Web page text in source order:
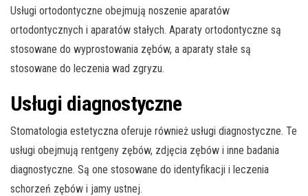
Usługi ortodontyczne obejmują noszenie aparatów
ortodontycznych i aparatów stałych. Aparaty ortodontyczne są
stosowane do wyprostowania zębów, a aparaty stałe są
stosowane do leczenia wad zgryzu.
Usługi diagnostyczne
Stomatologia estetyczna oferuje również usługi diagnostyczne. Te
usługi obejmują rentgeny zębów, zdjęcia zębów i inne badania
diagnostyczne. Są one stosowane do identyfikacji i leczenia
schorzeń zębów i jamy ustnej.